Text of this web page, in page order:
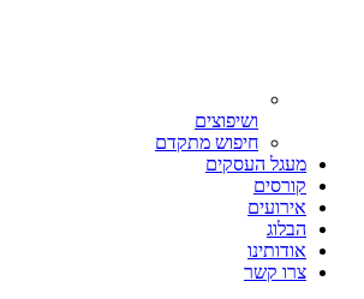
ושיפוצים
חיפוש מתקדם
מעגל העסקים
קורסים
אירועים
הבלוג
אודותינו
צרו קשר